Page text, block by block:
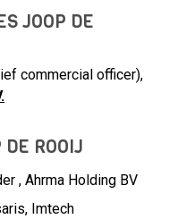
JOOP DE
commercial officer),
ROOIJ
, Ahrma Holding BV
Imtech